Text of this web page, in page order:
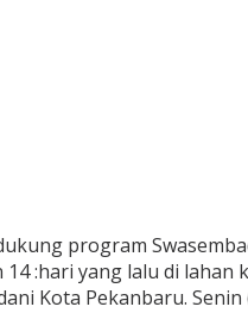
program
:hari yang lalu di lahan
Kota Pekanbaru. Senin